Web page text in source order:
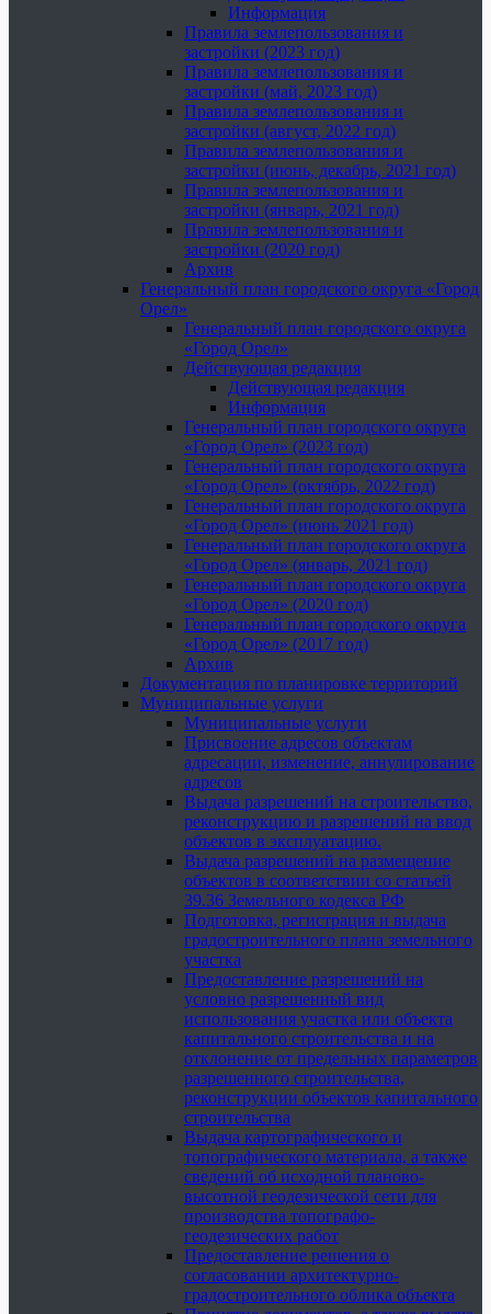
Информация
Правила землепользования и
застройки (2023 год)
Правила землепользования и
застройки (май, 2023 год)
Правила землепользования и
застройки (август, 2022 год)
Правила землепользования и
застройки (июнь, декабрь, 2021 год)
Правила землепользования и
застройки (январь, 2021 год)
Правила землепользования и
застройки (2020 год)
Архив
Генеральный план городского округа «Город
Орел»
Генеральный план городского округа
«Город Орел»
Действующая редакция
Действующая редакция
Информация
Генеральный план городского округа
«Город Орел» (2023 год)
Генеральный план городского округа
«Город Орел» (октябрь, 2022 год)
Генеральный план городского округа
«Город Орел» (июнь 2021 год)
Генеральный план городского округа
«Город Орел» (январь, 2021 год)
Генеральный план городского округа
«Город Орел» (2020 год)
Генеральный план городского округа
«Город Орел» (2017 год)
Архив
Документация по планировке территорий
Муниципальные услуги
Муниципальные услуги
Присвоение адресов объектам
адресации, изменение, аннулирование
адресов
Выдача разрешений на строительство,
реконструкцию и разрешений на ввод
объектов в эксплуатацию.
Выдача разрешений на размещение
объектов в соответствии со статьей
39.36 Земельного кодекса РФ
Подготовка, регистрация и выдача
градостроительного плана земельного
участка
Предоставление разрешений на
условно разрешенный вид
использования участка или объекта
капитального строительства и на
отклонение от предельных параметров
разрешенного строительства,
реконструкции объектов капитального
строительства
Выдача картографического и
топографического материала, а также
сведений об исходной планово-
высотной геодезической сети для
производства топографо-
геодезических работ
Предоставление решения о
согласовании архитектурно-
градостроительного облика объекта